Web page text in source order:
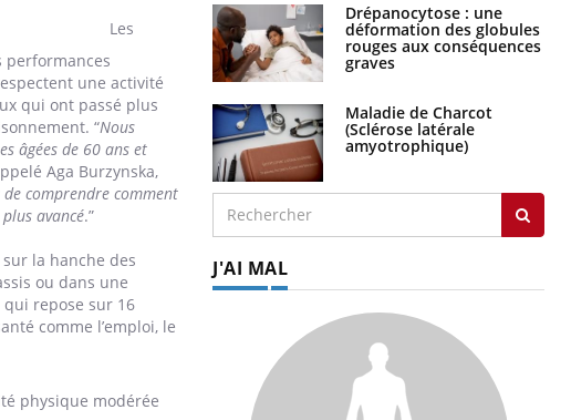
Les
performances
une activité
qui ont passé plus
“Nous
âgées de 60 ans et
Aga Burzynska,
comprendre comment
avancé.”
la hanche des
ou dans une
repose sur 16
comme l’emploi, le
physique modérée
Drépanocytose : une
déformation des globules
rouges aux conséquences
graves
Maladie de Charcot
(Sclérose latérale
amyotrophique)
J'AI MAL